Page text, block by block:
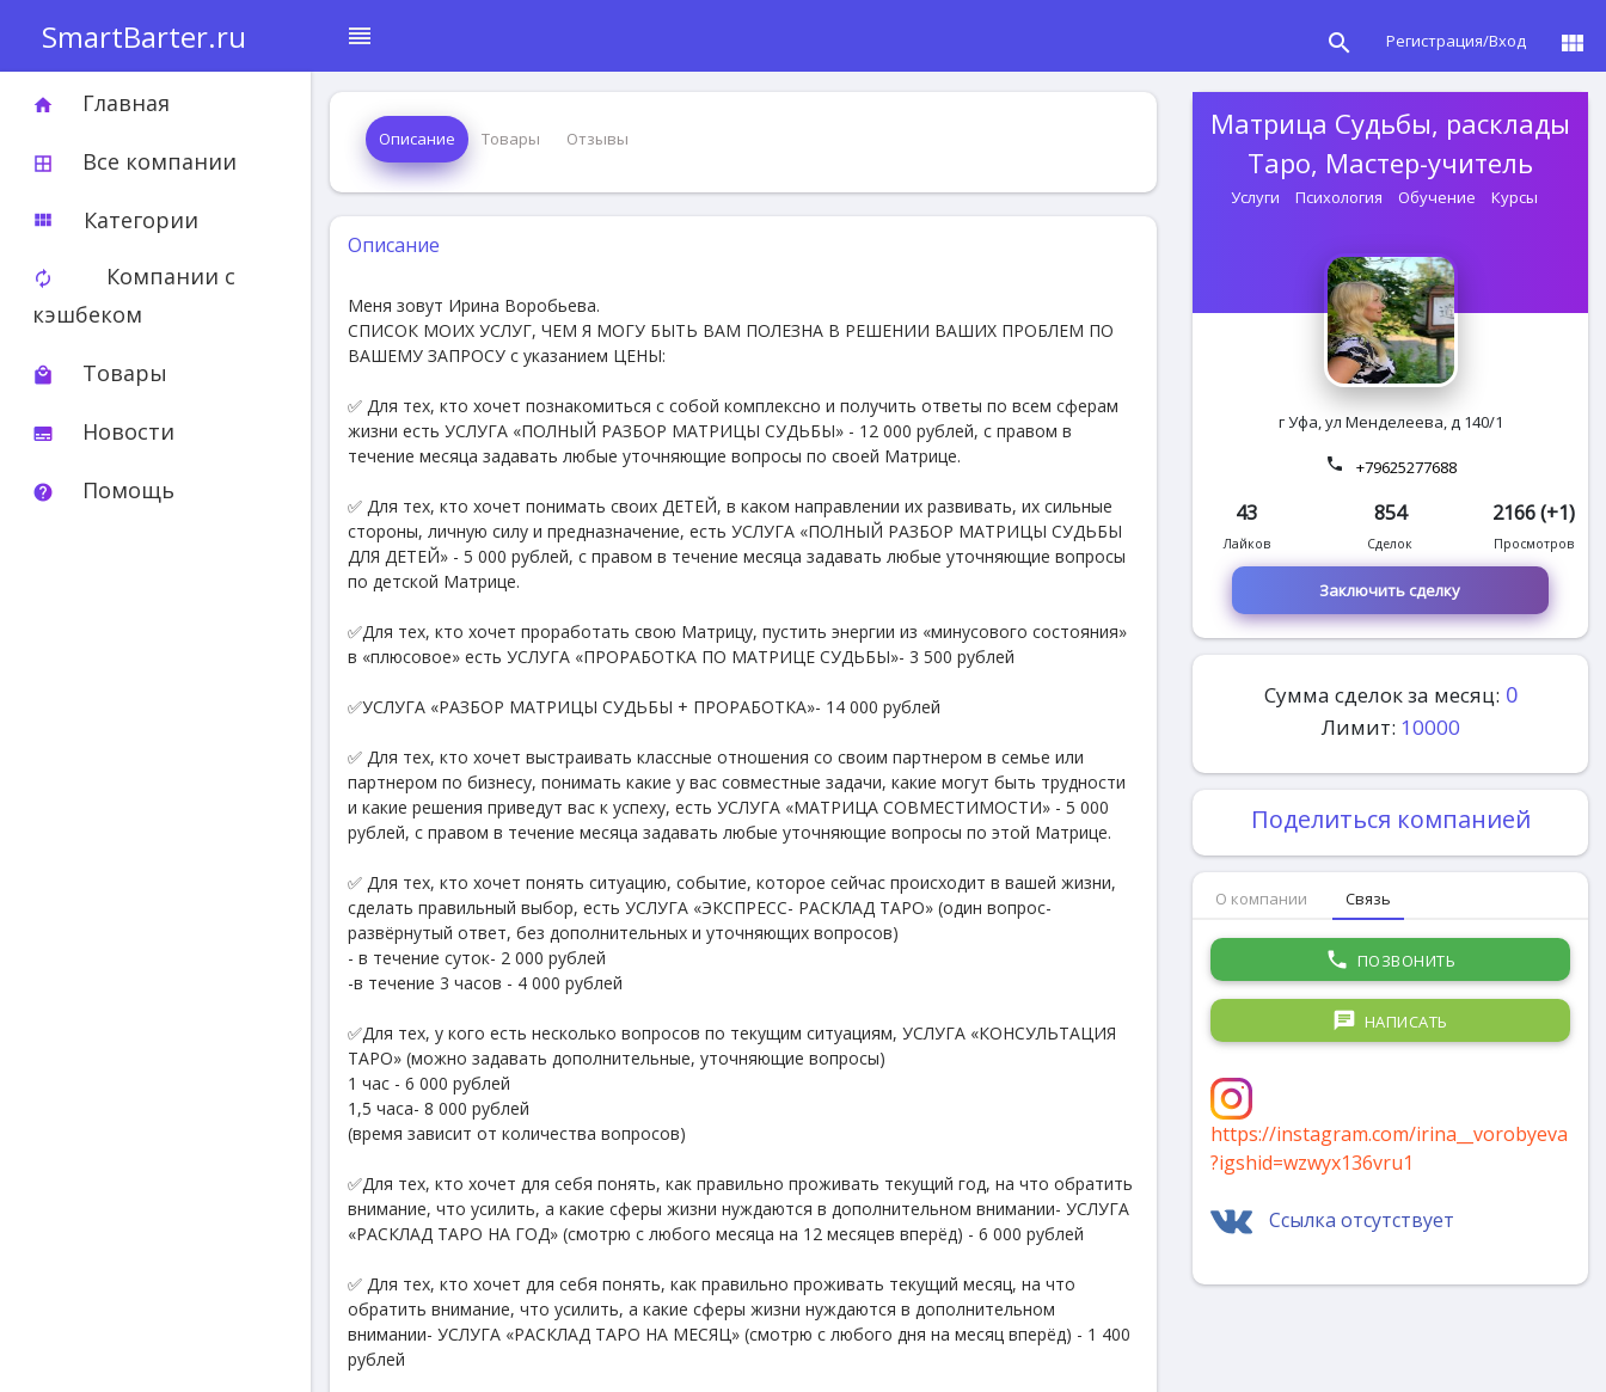
SmartBarter.ru reorder search Регистрация/Вход view_module
home Главная
border_all Все компании
view_module Категории
autorenew
Компании с
кэшбеком
local_mall Товары
subtitles Новости
help Помощь
Матрица Судьбы, расклады
Таро, Мастер-учитель
Услуги Психология Обучение Курсы
г Уфа, ул Менделеева, д 140/1
phone +79625277688
43
Лайков
854
Сделок
2166 (+1)
Просмотров
Заключить сделку
Сумма сделок за месяц: 0
Лимит: 10000
Поделиться компанией
О компании Связь
phone ПОЗВОНИТЬ
chat НАПИСАТЬ
https://instagram.com/irina__vorobyeva
?igshid=wzwyx136vru1
Ссылка отсутствует
Описание Товары Отзывы
Описание
Меня зовут Ирина Воробьева.
СПИСОК МОИХ УСЛУГ, ЧЕМ Я МОГУ БЫТЬ ВАМ ПОЛЕЗНА В РЕШЕНИИ ВАШИХ ПРОБЛЕМ ПО
ВАШЕМУ ЗАПРОСУ с указанием ЦЕНЫ:
✅ Для тех, кто хочет познакомиться с собой комплексно и получить ответы по всем сферам
жизни есть УСЛУГА «ПОЛНЫЙ РАЗБОР МАТРИЦЫ СУДЬБЫ» - 12 000 рублей, с правом в
течение месяца задавать любые уточняющие вопросы по своей Матрице.
✅ Для тех, кто хочет понимать своих ДЕТЕЙ, в каком направлении их развивать, их сильные
стороны, личную силу и предназначение, есть УСЛУГА «ПОЛНЫЙ РАЗБОР МАТРИЦЫ СУДЬБЫ
ДЛЯ ДЕТЕЙ» - 5 000 рублей, с правом в течение месяца задавать любые уточняющие вопросы
по детской Матрице.
✅Для тех, кто хочет проработать свою Матрицу, пустить энергии из «минусового состояния»
в «плюсовое» есть УСЛУГА «ПРОРАБОТКА ПО МАТРИЦЕ СУДЬБЫ»- 3 500 рублей
✅УСЛУГА «РАЗБОР МАТРИЦЫ СУДЬБЫ + ПРОРАБОТКА»- 14 000 рублей
✅ Для тех, кто хочет выстраивать классные отношения со своим партнером в семье или
партнером по бизнесу, понимать какие у вас совместные задачи, какие могут быть трудности
и какие решения приведут вас к успеху, есть УСЛУГА «МАТРИЦА СОВМЕСТИМОСТИ» - 5 000
рублей, с правом в течение месяца задавать любые уточняющие вопросы по этой Матрице.
✅ Для тех, кто хочет понять ситуацию, событие, которое сейчас происходит в вашей жизни,
сделать правильный выбор, есть УСЛУГА «ЭКСПРЕСС- РАСКЛАД ТАРО» (один вопрос-
развёрнутый ответ, без дополнительных и уточняющих вопросов)
- в течение суток- 2 000 рублей
-в течение 3 часов - 4 000 рублей
✅Для тех, у кого есть несколько вопросов по текущим ситуациям, УСЛУГА «КОНСУЛЬТАЦИЯ
ТАРО» (можно задавать дополнительные, уточняющие вопросы)
1 час - 6 000 рублей
1,5 часа- 8 000 рублей
(время зависит от количества вопросов)
✅Для тех, кто хочет для себя понять, как правильно проживать текущий год, на что обратить
внимание, что усилить, а какие сферы жизни нуждаются в дополнительном внимании- УСЛУГА
«РАСКЛАД ТАРО НА ГОД» (смотрю с любого месяца на 12 месяцев вперёд) - 6 000 рублей
✅ Для тех, кто хочет для себя понять, как правильно проживать текущий месяц, на что
обратить внимание, что усилить, а какие сферы жизни нуждаются в дополнительном
внимании- УСЛУГА «РАСКЛАД ТАРО НА МЕСЯЦ» (смотрю с любого дня на месяц вперёд) - 1 400
рублей